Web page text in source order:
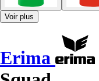
Voir plus
Erima